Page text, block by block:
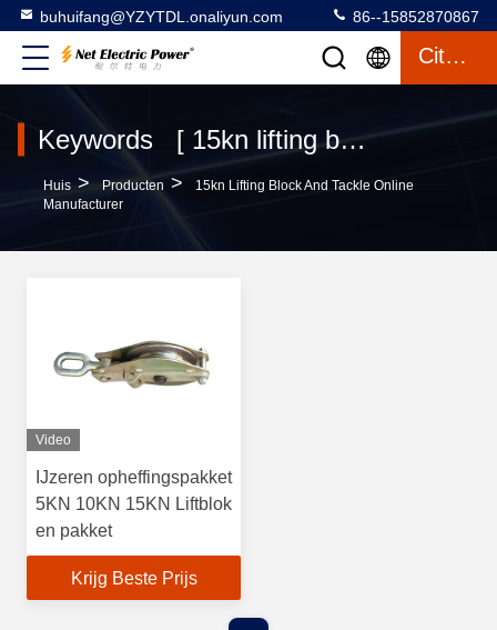
buhuifang@YZYTDL.onaliyun.com 86--15852870867
Citaat
Keywords [ 15kn lifting block and tackle ] Match 1 producten
Huis > Producten >
15kn Lifting Block And Tackle Online
Manufacturer
Video
IJzeren opheffingspakket
5KN 10KN 15KN Liftblok
en pakket
Krijg Beste Prijs